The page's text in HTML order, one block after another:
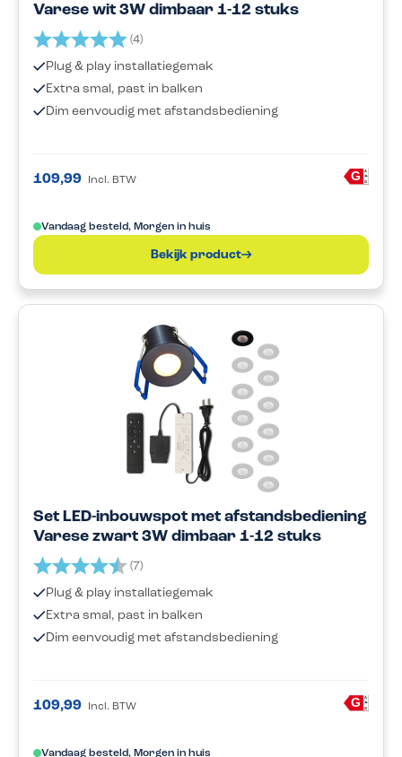
Varese wit 3W dimbaar 1-12 stuks
Beoordeling: (4)
Plug & play installatiegemak
Extra smal, past in balken
Dim eenvoudig met afstandsbediening
109,99 Incl. BTW G A
G
Vandaag besteld, Morgen in huis
Bekijk product
Set LED-inbouwspot met afstandsbediening
Varese zwart 3W dimbaar 1-12 stuks
Beoordeling: (7)
Plug & play installatiegemak
Extra smal, past in balken
Dim eenvoudig met afstandsbediening
109,99 Incl. BTW G A
G
Vandaag besteld, Morgen in huis